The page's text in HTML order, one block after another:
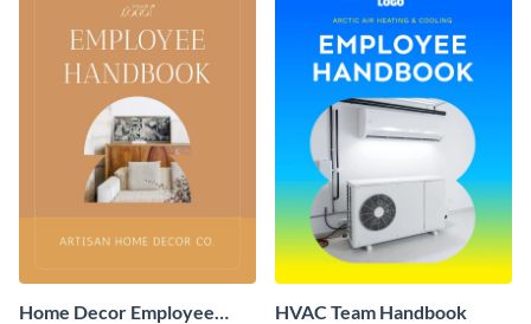
Home Decor Employee
HVAC Team Handbook